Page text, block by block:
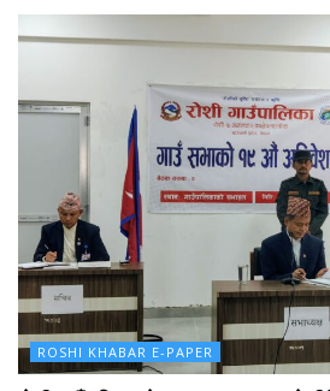
ROSHI KHABAR E-PAPER